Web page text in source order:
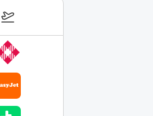
17–23 de agosto de 2026